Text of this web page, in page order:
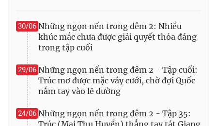
® Cấm sao chép dưới mọi hình thức nếu không có sự chấp
thuận bằng văn bản. Ghi rõ nguồn VTV.vn khi phát hành lại
thông tin từ website này.
30/06 Những ngọn nến trong đêm 2: Nhiều
khúc mắc chưa được giải quyết thỏa đáng
trong tập cuối
29/06 Những ngọn nến trong đêm 2 - Tập cuối:
Trúc mơ được mặc váy cưới, chờ đợi Quốc
nắm tay vào lễ đường
24/06 Những ngọn nến trong đêm 2 - Tập 35:
Trúc (Mai Thu Huyền) thẳng tay tát Giang